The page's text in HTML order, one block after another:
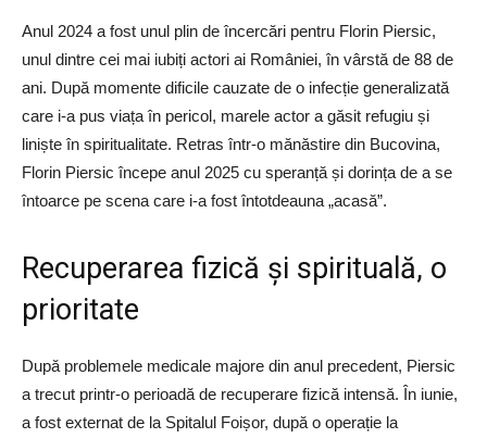
Anul 2024 a fost unul plin de încercări pentru Florin Piersic,
unul dintre cei mai iubiți actori ai României, în vârstă de 88 de
ani. După momente dificile cauzate de o infecție generalizată
care i-a pus viața în pericol, marele actor a găsit refugiu și
liniște în spiritualitate. Retras într-o mănăstire din Bucovina,
Florin Piersic începe anul 2025 cu speranță și dorința de a se
întoarce pe scena care i-a fost întotdeauna „acasă”.
Recuperarea fizică și spirituală, o
prioritate
După problemele medicale majore din anul precedent, Piersic
a trecut printr-o perioadă de recuperare fizică intensă. În iunie,
a fost externat de la Spitalul Foișor, după o operație la